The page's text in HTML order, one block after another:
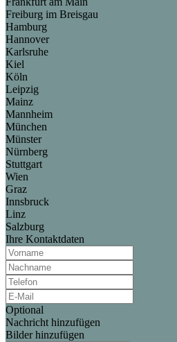
Freiburg im Breisgau
Hamburg
Hannover
Karlsruhe
Kiel
Köln
Leipzig
Mainz
Mannheim
München
Münster
Nürnberg
Stuttgart
Wien
Graz
Innsbruck
Linz
Salzburg
Ihre Kontaktdaten
Optional
Nachricht hinzufügen
Bilder hinzufügen